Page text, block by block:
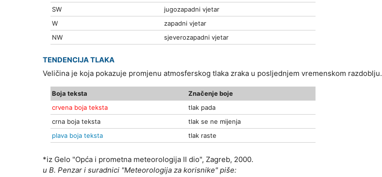
SW
jugozapadni vjetar
W
zapadni vjetar
NW
sjeverozapadni vjetar
TENDENCIJA TLAKA
Veličina je koja pokazuje promjenu atmosferskog tlaka zraka u posljednjem vremenskom razdoblju.
Boja teksta
Značenje boje
crvena boja teksta
tlak pada
crna boja teksta
tlak se ne mijenja
plava boja teksta
tlak raste
*iz Gelo "Opća i prometna meteorologija II dio", Zagreb, 2000.
u B. Penzar i suradnici "Meteorologija za korisnike" piše: